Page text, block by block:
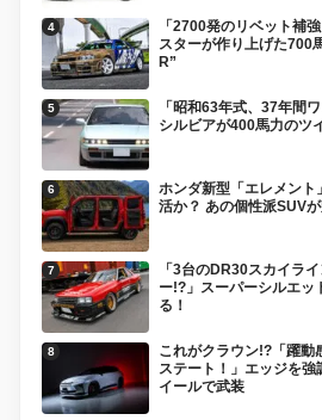
「2700発のリベット補
スターが作り上げた700
R”
「昭和63年式、37年間
シルビアが400馬力のツ
ホンダ新型「エレメント
活か？ あの個性派SUV
「3台のDR30スカイラ
ー!?」スーパーシルエッ
る！
これがクラウン!?「躍動
ステート！」エッジを
イールで武装